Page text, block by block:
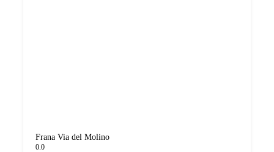
Frana Via del Molino
0.0